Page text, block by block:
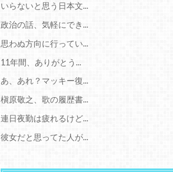
いらないと思う日本文...
政治の話、気軽にでき...
思わぬ方向に行ってい...
11年間、ありがとう...
あ、あれ？マッキー復...
槇原敬之、歌の履歴書...
連日夜勤は疲れるけど...
彼女だと思ってた人が...